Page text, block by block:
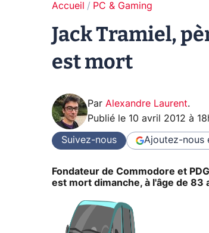
Accueil PC & Gaming
Jack Tramiel,
est mort
Par Alexandre Laurent.
Publié le 10 avril 2012 à
Suivez-nous Ajoutez-nous
Fondateur de Commodore et
est mort dimanche, à l'âge de 83